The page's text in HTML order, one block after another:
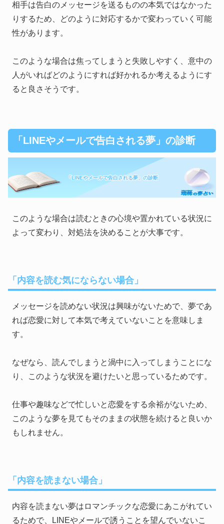
相手は告白のメッセージを送るものの本気ではなかった
りするため、どのように対応するかで変わっていく可能
性があります。
このような場合は焦ってしまうと失敗しやすく、意中の
人がいればどのようにすれば好かれるか考えるようにす
ると良さそうです。
「LINEやメールで告白される夢」の診断
「LINEやメールで告白される夢」の診断
このような場合は読むときの心境や置かれている状況に
よって変わり、対処法を決めることが大事です。
「内容を読む気にならない場合」
メッセージを読めない状況は興味がないためで、夢であ
れば恋愛に対して本気で考えていないことを意味しま
す。
なぜなら、読んでしまうと渦中に入ってしまうことにな
り、このような状況を避けたいと思っているためです。
仕事や趣味などで忙しいと恋愛をする余裕がないため、
このような夢を見てもそのままの状態を続けると良いか
もしれません。
「内容を読まない場合」
内容を読まない夢はロマンチックな恋愛にあこがれてい
るためで、LINEやメールで誘うことを望んでいないこ